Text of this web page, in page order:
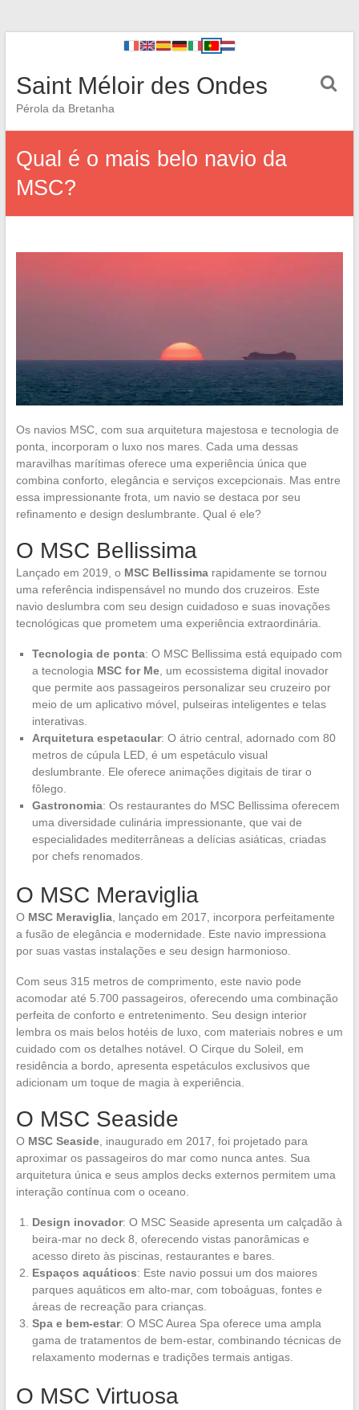
Saint Méloir des Ondes
Pérola da Bretanha
Qual é o mais belo navio da
MSC?
Os navios MSC, com sua arquitetura majestosa e tecnologia de
ponta, incorporam o luxo nos mares. Cada uma dessas
maravilhas marítimas oferece uma experiência única que
combina conforto, elegância e serviços excepcionais. Mas entre
essa impressionante frota, um navio se destaca por seu
refinamento e design deslumbrante. Qual é ele?
O MSC Bellissima
Lançado em 2019, o MSC Bellissimarapidamente se tornou
uma referência indispensável no mundo dos cruzeiros. Este
navio deslumbra com seu design cuidadoso e suas inovações
tecnológicas que prometem uma experiência extraordinária.
Tecnologia de ponta: O MSC Bellissima está equipado com
a tecnologia MSC for Me, um ecossistema digital inovador
que permite aos passageiros personalizar seu cruzeiro por
meio de um aplicativo móvel, pulseiras inteligentes e telas
interativas.
Arquitetura espetacular: O átrio central, adornado com 80
metros de cúpula LED, é um espetáculo visual
deslumbrante. Ele oferece animações digitais de tirar o
fôlego.
Gastronomia: Os restaurantes do MSC Bellissima oferecem
uma diversidade culinária impressionante, que vai de
especialidades mediterrâneas a delícias asiáticas, criadas
por chefs renomados.
O MSC Meraviglia
O MSC Meraviglia, lançado em 2017, incorpora perfeitamente
a fusão de elegância e modernidade. Este navio impressiona
por suas vastas instalações e seu design harmonioso.
Com seus 315 metros de comprimento, este navio pode
acomodar até 5.700 passageiros, oferecendo uma combinação
perfeita de conforto e entretenimento. Seu design interior
lembra os mais belos hotéis de luxo, com materiais nobres e um
cuidado com os detalhes notável. O Cirque du Soleil, em
residência a bordo, apresenta espetáculos exclusivos que
adicionam um toque de magia à experiência.
O MSC Seaside
O MSC Seaside, inaugurado em 2017, foi projetado para
aproximar os passageiros do mar como nunca antes. Sua
arquitetura única e seus amplos decks externos permitem uma
interação contínua com o oceano.
Design inovador: O MSC Seaside apresenta um calçadão à
beira-mar no deck 8, oferecendo vistas panorâmicas e
acesso direto às piscinas, restaurantes e bares.
Espaços aquáticos: Este navio possui um dos maiores
parques aquáticos em alto-mar, com toboáguas, fontes e
áreas de recreação para crianças.
Spa e bem-estar: O MSC Aurea Spa oferece uma ampla
gama de tratamentos de bem-estar, combinando técnicas de
relaxamento modernas e tradições termais antigas.
O MSC Virtuosa